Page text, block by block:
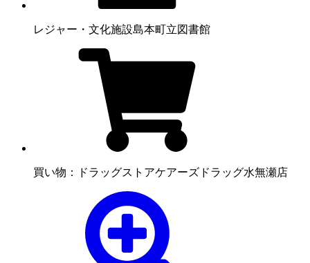
レジャー・文化施設島本町立図書館
買い物：ドラッグストアケアーズドラッグ水無瀬店